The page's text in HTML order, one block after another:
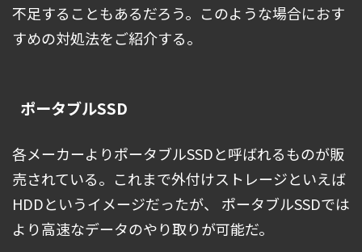
不足することもあるだろう。このような場合におす
すめの対処法をご紹介する。
ポータブルSSD
各メーカーよりポータブルSSDと呼ばれるものが販
売されている。これまで外付けストレージといえば
HDDというイメージだったが、 ポータブルSSDでは
より高速なデータのやり取りが可能だ。